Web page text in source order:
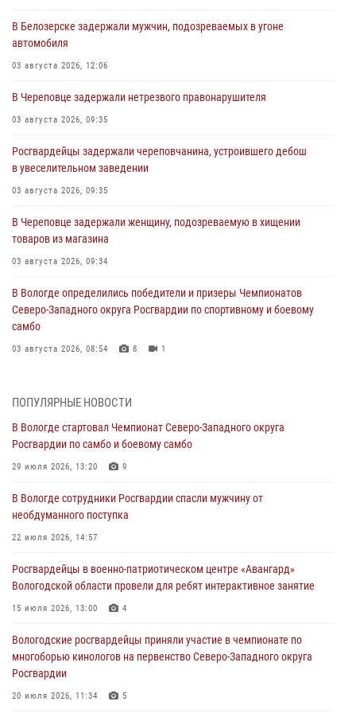
В Белозерске задержали мужчин, подозреваемых в угоне
автомобиля
03 августа 2026, 12:06
В Череповце задержали нетрезвого правонарушителя
03 августа 2026, 09:35
Росгвардейцы задержали череповчанина, устроившего дебош
в увеселительном заведении
03 августа 2026, 09:35
В Череповце задержали женщину, подозреваемую в хищении
товаров из магазина
03 августа 2026, 09:34
В Вологде определились победители и призеры Чемпионатов
Северо-Западного округа Росгвардии по спортивному и боевому
самбо
03 августа 2026, 08:54 8 1
ОХРАНЫ РОСГВАРДИИ В ВОЛОГОДСКОЙ ОБЛАСТИ ЗАДЕРЖАНО 23
02 августа 2026, 10:37
Росгвардейцы в г. Соколе задержали несовершеннолетнего
31 июля 2026, 06:43
В Вологде стартовал Чемпионат Северо-Западного округа
29 июля 2026, 13:20
В Вологде росгвардейцы задержали мужчину, подозреваемого в
29 июля 2026, 09:08
ПОПУЛЯРНЫЕ НОВОСТИ
В Вологде стартовал Чемпионат Северо-Западного округа
Росгвардии по самбо и боевому самбо
29 июля 2026, 13:20 9
В Вологде сотрудники Росгвардии спасли мужчину от
необдуманного поступка
22 июля 2026, 14:57
Росгвардейцы в военно-патриотическом центре «Авангард»
Вологодской области провели для ребят интерактивное занятие
15 июля 2026, 13:00 4
Вологодские росгвардейцы приняли участие в чемпионате по
многоборью кинологов на первенство Северо-Западного округа
Росгвардии
20 июля 2026, 11:34 5